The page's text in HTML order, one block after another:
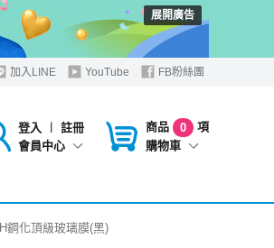
展開廣告
加入LINE YouTube FB粉絲團
登入 ︱
註冊
會員中心
商品 0
項
購物車
鋼化頂級玻璃膜(黑)